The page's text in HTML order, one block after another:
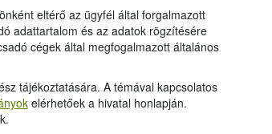
eltérő az ügyfél által forgalmazott
adattartalom és az adatok rögzítésére
cégek által megfogalmazott általános
tájékoztatására. A témával kapcsolatos
elérhetőek a hivatal honlapján.